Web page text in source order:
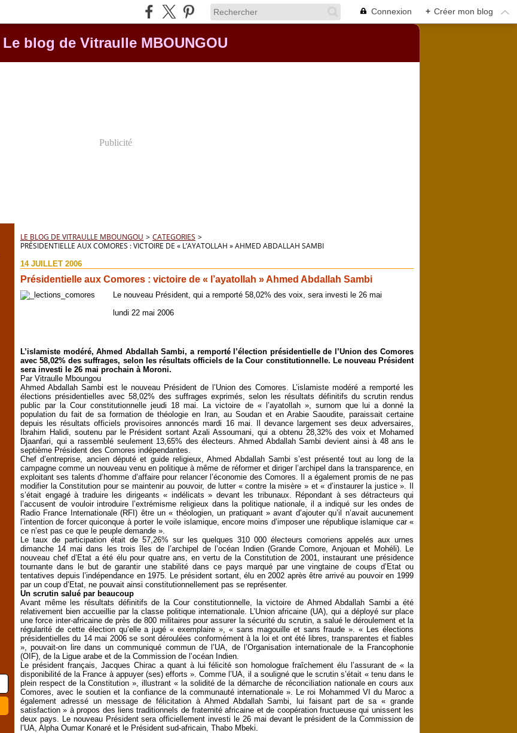
Connexion + Créer mon blog
Le blog de Vitraulle MBOUNGOU
Publicité
LE BLOG DE VITRAULLE MBOUNGOU > CATEGORIES >
PRÉSIDENTIELLE AUX COMORES : VICTOIRE DE « L’AYATOLLAH » AHMED ABDALLAH SAMBI
14 JUILLET 2006
Présidentielle aux Comores : victoire de « l’ayatollah » Ahmed Abdallah Sambi
Le nouveau Président, qui a remporté 58,02% des voix, sera investi le 26 mai
lundi 22 mai 2006
L’islamiste modéré, Ahmed Abdallah Sambi, a remporté l’élection présidentielle de l’Union des Comores
avec 58,02% des suffrages, selon les résultats officiels de la Cour constitutionnelle. Le nouveau Président
sera investi le 26 mai prochain à Moroni.
Par Vitraulle Mboungou
Ahmed Abdallah Sambi est le nouveau Président de l’Union des Comores. L’islamiste modéré a remporté les
élections présidentielles avec 58,02% des suffrages exprimés, selon les résultats définitifs du scrutin rendus
public par la Cour constitutionnelle jeudi 18 mai. La victoire de « l’ayatollah », surnom que lui a donné la
population du fait de sa formation de théologie en Iran, au Soudan et en Arabie Saoudite, paraissait certaine
depuis les résultats officiels provisoires annoncés mardi 16 mai. Il devance largement ses deux adversaires,
Ibrahim Halidi, soutenu par le Président sortant Azali Assoumani, qui a obtenu 28,32% des voix et Mohamed
Djaanfari, qui a rassemblé seulement 13,65% des électeurs. Ahmed Abdallah Sambi devient ainsi à 48 ans le
septième Président des Comores indépendantes.
Chef d’entreprise, ancien député et guide religieux, Ahmed Abdallah Sambi s’est présenté tout au long de la
campagne comme un nouveau venu en politique à même de réformer et diriger l’archipel dans la transparence, en
exploitant ses talents d’homme d’affaire pour relancer l’économie des Comores. Il a également promis de ne pas
modifier la Constitution pour se maintenir au pouvoir, de lutter « contre la misère » et « d’instaurer la justice ». Il
s’était engagé à traduire les dirigeants « indélicats » devant les tribunaux. Répondant à ses détracteurs qui
l’accusent de vouloir introduire l’extrémisme religieux dans la politique nationale, il a indiqué sur les ondes de
Radio France Internationale (RFI) être un « théologien, un pratiquant » avant d’ajouter qu’il n’avait aucunement
l’intention de forcer quiconque à porter le voile islamique, encore moins d’imposer une république islamique car «
ce n’est pas ce que le peuple demande ».
Le taux de participation était de 57,26% sur les quelques 310 000 électeurs comoriens appelés aux urnes
dimanche 14 mai dans les trois îles de l’archipel de l’océan Indien (Grande Comore, Anjouan et Mohéli). Le
nouveau chef d’Etat a été élu pour quatre ans, en vertu de la Constitution de 2001, instaurant une présidence
tournante dans le but de garantir une stabilité dans ce pays marqué par une vingtaine de coups d’Etat ou
tentatives depuis l’indépendance en 1975. Le président sortant, élu en 2002 après être arrivé au pouvoir en 1999
par un coup d’Etat, ne pouvait ainsi constitutionnellement pas se représenter.
Un scrutin salué par beaucoup
Avant même les résultats définitifs de la Cour constitutionnelle, la victoire de Ahmed Abdallah Sambi a été
relativement bien accueillie par la classe politique internationale. L’Union africaine (UA), qui a déployé sur place
une force inter-africaine de près de 800 militaires pour assurer la sécurité du scrutin, a salué le déroulement et la
régularité de cette élection qu’elle a jugé « exemplaire », « sans magouille et sans fraude ». « Les élections
présidentielles du 14 mai 2006 se sont déroulées conformément à la loi et ont été libres, transparentes et fiables
», pouvait-on lire dans un communiqué commun de l’UA, de l’Organisation internationale de la Francophonie
(OIF), de la Ligue arabe et de la Commission de l’océan Indien.
Le président français, Jacques Chirac a quant à lui félicité son homologue fraîchement élu l’assurant de « la
disponibilité de la France à appuyer (ses) efforts ». Comme l’UA, il a souligné que le scrutin s’était « tenu dans le
plein respect de la Constitution », illustrant « la solidité de la démarche de réconciliation nationale en cours aux
Comores, avec le soutien et la confiance de la communauté internationale ». Le roi Mohammed VI du Maroc a
également adressé un message de félicitation à Ahmed Abdallah Sambi, lui faisant part de sa « grande
satisfaction » à propos des liens traditionnels de fraternité africaine et de coopération fructueuse qui unissent les
deux pays. Le nouveau Président sera officiellement investi le 26 mai devant le président de la Commission de
l’UA, Alpha Oumar Konaré et le Président sud-africain, Thabo Mbeki.